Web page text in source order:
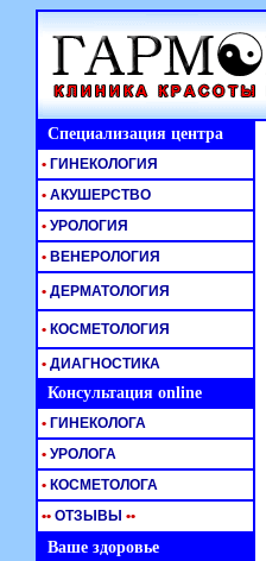
Специализация центра
• ГИНЕКОЛОГИЯ
• АКУШЕРСТВО
• УРОЛОГИЯ
• ВЕНЕРОЛОГИЯ
• ДЕРМАТОЛОГИЯ
• КОСМЕТОЛОГИЯ
• ДИАГНОСТИКА
Консультация online
• ГИНЕКОЛОГА
• УРОЛОГА
• КОСМЕТОЛОГА
•• ОТЗЫВЫ ••
Ваше здоровье